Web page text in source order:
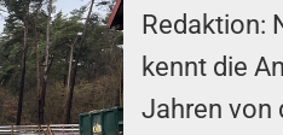
Redaktion:
kennt die
Jahren von